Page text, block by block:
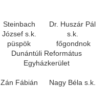
Steinbach
József s.k.
püspök
Dr. Huszár Pál
s.k.
főgondnok
Dunántúli Református
Egyházkerület
Zán Fábián
Nagy Béla s.k.